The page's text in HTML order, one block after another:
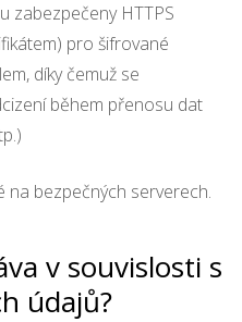
zabezpečeny HTTPS
pro šifrované
díky čemuž se
během přenosu dat
na bezpečných serverech.
v souvislosti s
údajů?